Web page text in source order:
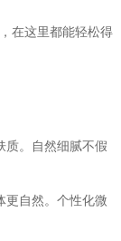
在这里都能轻松得
质。自然细腻不假
更自然。个性化微